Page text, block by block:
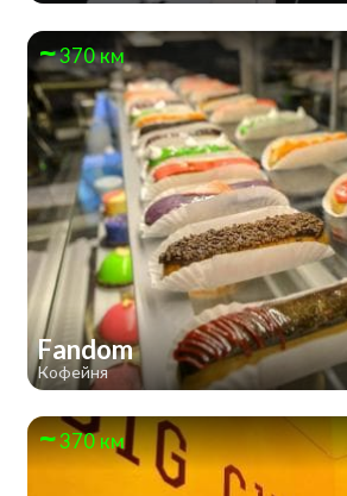
370 км
Fandom
Кофейня
370 км